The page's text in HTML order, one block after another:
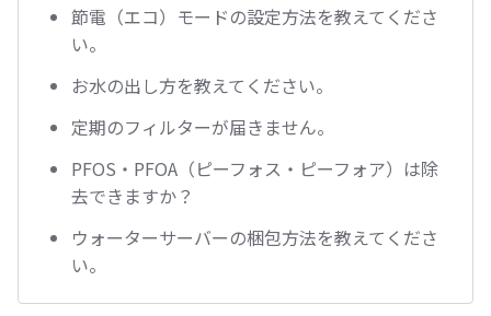
節電（エコ）モードの設定方法を教えてくださ
い。
お水の出し方を教えてください。
定期のフィルターが届きません。
PFOS・PFOA（ピーフォス・ピーフォア）は除
去できますか？
ウォーターサーバーの梱包方法を教えてくださ
い。